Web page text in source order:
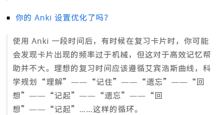
你的 Anki 设置优化了吗？
使用 Anki 一段时间后，有时候在复习卡片时，你可能
会发现卡片出现的频率过于机械，但这对于高效记忆帮
助并不大。理想的复习时间应该遵循艾宾浩斯曲线，科
学规划“理解”——“记住”——“遗忘”——“回
想”——“记起”——“遗忘”——“回
想”——“记起”……这样的循环。